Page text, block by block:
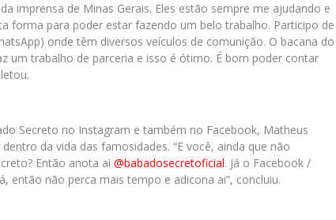
imprensa de Minas Gerais. Eles estão sempre me ajudando e
forma para poder estar fazendo um belo trabalho. Participo de
onde têm diversos veículos de comunição. O bacana do
um trabalho de parceria e isso é ótimo. É bom poder contar
Secreto no Instagram e também no Facebook, Matheus
da vida das famosidades. “E você, ainda que não
Então anota ai @babadosecretoficial. Já o Facebook /
então não perca mais tempo e adicona ai”, concluiu.